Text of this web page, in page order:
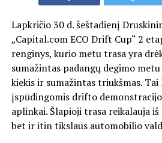
Lapkričio 30 d. šeštadienį
„Capital.com ECO Drift Cup“ 2
renginys, kurio metu trasa yra
sumažintas padangų degimo
kiekis ir sumažintas triukšmas. Tai
įspūdingomis drifto
aplinkai. Šlapioji trasa reikalauja
bet ir itin tikslaus automobilio